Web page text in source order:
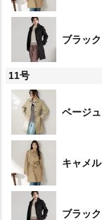
ブラック
11号
ベージュ
キャメル
ブラック